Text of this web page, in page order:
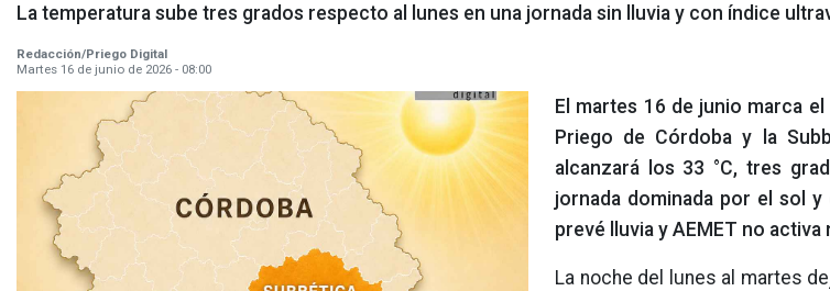
La temperatura sube tres grados respecto al lunes en una jornada sin lluvia y con índice
Redacción/Priego Digital
Martes 16 de junio de 2026 - 08:00
El martes 16 de junio marca
Priego de Córdoba y la
alcanzará los 33 °C, tres
jornada dominada por el sol
prevé lluvia y AEMET no
La noche del lunes al martes